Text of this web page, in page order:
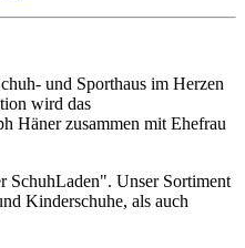
und Sporthaus im Herzen
wird das
Häner zusammen mit Ehefrau
SchuhLaden". Unser Sortiment
Kinderschuhe, als auch